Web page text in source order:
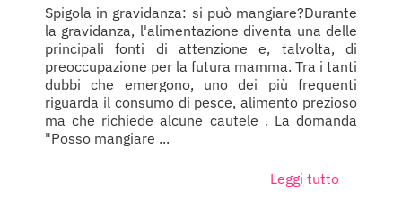
Spigola in gravidanza: si può mangiare?Durante
la gravidanza, l'alimentazione diventa una delle
principali fonti di attenzione e, talvolta, di
preoccupazione per la futura mamma. Tra i tanti
dubbi che emergono, uno dei più frequenti
riguarda il consumo di pesce, alimento prezioso
ma che richiede alcune cautele . La domanda
"Posso mangiare ...
Leggi tutto